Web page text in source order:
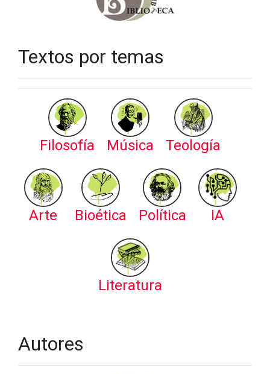
Textos por temas
Filosofía Música Teología
Arte Bioética Política IA
Literatura
Autores